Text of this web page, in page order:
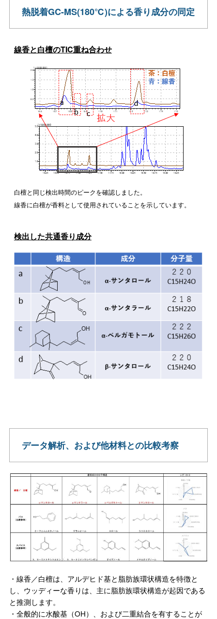
熱脱着GC-MS(180℃)による香り成分の同定
線香と白檀のTIC重ね合わせ
白檀と同じ検出時間のピークを確認しました。
線香に白檀が香料として使用されていることを示しています。
検出した共通香り成分
データ解析、および他材料との比較考察
・線香／白檀は、アルデヒド基と脂肪族環状構造を特徴と
し、ウッディーな香りは、主に脂肪族環状構造が起因である
と推測します。
・全般的に水酸基（OH）、および二重結合を有することが